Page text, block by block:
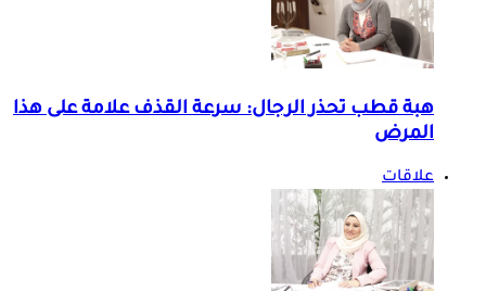
هبة قطب تحذر الرجال: سرعة القذف علامة على هذا
المرض
علاقات